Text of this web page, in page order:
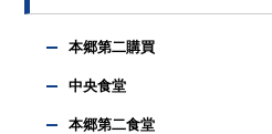
本郷第二購買
中央食堂
本郷第二食堂